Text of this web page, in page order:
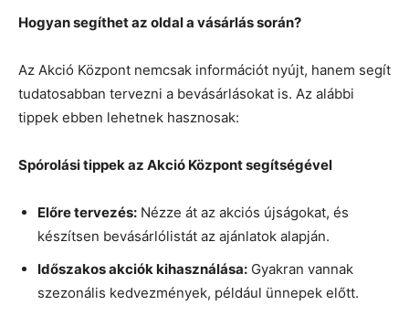
Hogyan segíthet az oldal a vásárlás során?
Az Akció Központ nemcsak információt nyújt, hanem segít
tudatosabban tervezni a bevásárlásokat is. Az alábbi
tippek ebben lehetnek hasznosak:
Spórolási tippek az Akció Központ segítségével
Előre tervezés: Nézze át az akciós újságokat, és
készítsen bevásárlólistát az ajánlatok alapján.
Időszakos akciók kihasználása: Gyakran vannak
szezonális kedvezmények, például ünnepek előtt.